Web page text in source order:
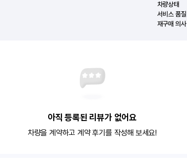
차량상태
서비스 품질
재구매 의사
아직 등록된 리뷰가 없어요
차량을 계약하고 계약 후기를 작성해 보세요!